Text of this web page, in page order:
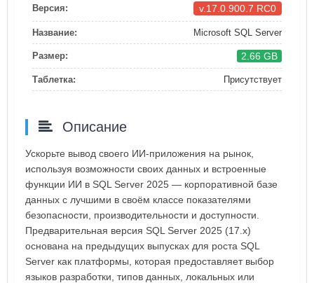
Версия: v.17.0.900.7 RC0
Название: Microsoft SQL Server
Размер: 2.66 GB
Таблетка: Присутствует
Описание
Ускорьте вывод своего ИИ-приложения на рынок,
используя возможности своих данных и встроенные
функции ИИ в SQL Server 2025 — корпоративной базе
данных с лучшими в своём классе показателями
безопасности, производительности и доступности.
Предварительная версия SQL Server 2025 (17.x)
основана на предыдущих выпусках для роста SQL
Server как платформы, которая предоставляет выбор
языков разработки, типов данных, локальных или